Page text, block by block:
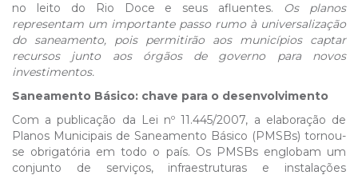
no leito do Rio Doce e seus afluentes. Os planos
representam um importante passo rumo à universalização
do saneamento, pois permitirão aos municípios captar
recursos junto aos órgãos de governo para novos
investimentos.
Saneamento Básico: chave para o desenvolvimento
Com a publicação da Lei nº 11.445/2007, a elaboração de
Planos Municipais de Saneamento Básico (PMSBs) tornou-
se obrigatória em todo o país. Os PMSBs englobam um
conjunto de serviços, infraestruturas e instalações